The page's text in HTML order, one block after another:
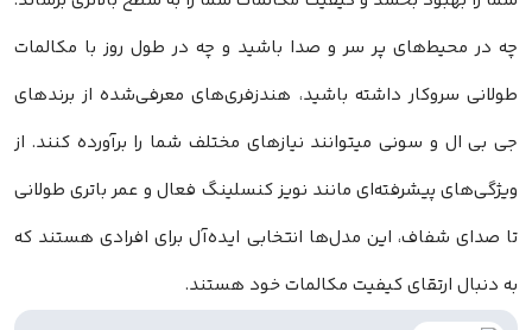
چه در محیط‌های پر سر و صدا باشید و چه در طول روز با مکالمات
طولانی سروکار داشته باشید، هندزفری‌های معرفی‌شده از برندهای
جی بی ال و سونی میتوانند نیازهای مختلف شما را برآورده کنند. از
ویژگی‌های پیشرفته‌ای مانند نویز کنسلینگ فعال و عمر باتری طولانی
تا صدای شفاف، این مدل‌ها انتخابی ایده‌آل برای افرادی هستند که
به دنبال ارتقای کیفیت مکالمات خود هستند.